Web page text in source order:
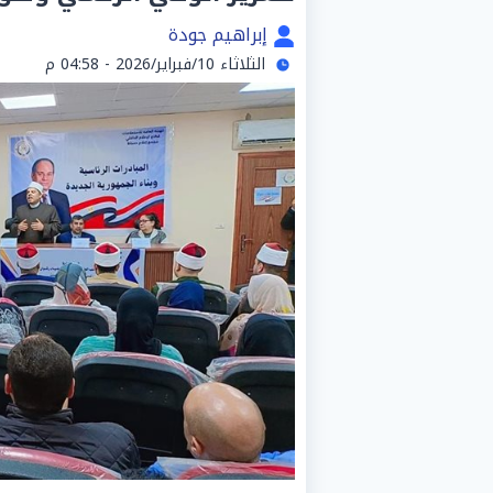
إبراهيم جودة
الثلاثاء 10/فبراير/2026 - 04:58 م